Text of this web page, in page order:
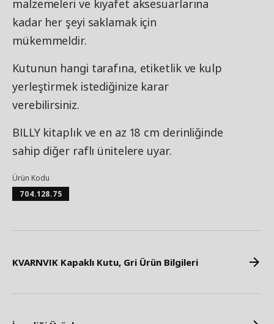
malzemeleri ve kıyafet aksesuarlarına
kadar her şeyi saklamak için
mükemmeldir.
Kutunun hangi tarafına, etiketlik ve kulp
yerleştirmek istediğinize karar
verebilirsiniz.
BILLY kitaplık ve en az 18 cm derinliğinde
sahip diğer raflı ünitelere uyar.
Ürün Kodu
704.128.75
KVARNVIK Kapaklı Kutu, Gri Ürün Bilgileri